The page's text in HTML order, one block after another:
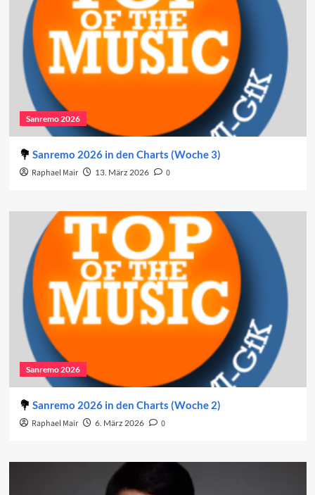
Sanremo 2026
Sanremo 2026 in den Charts (Woche 3)
Raphael Mair 13. März 2026 0
Sanremo 2026
Sanremo 2026 in den Charts (Woche 2)
Raphael Mair 6. März 2026 0